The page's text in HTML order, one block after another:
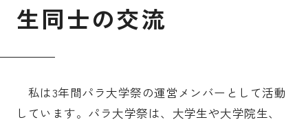
生同士の交流
私は3年間パラ大学祭の運営メンバーとして活動
しています。パラ大学祭は、大学生や大学院生、